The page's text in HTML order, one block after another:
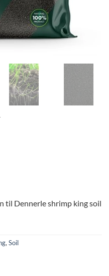
til Dennerle shrimp king soil
, Soil